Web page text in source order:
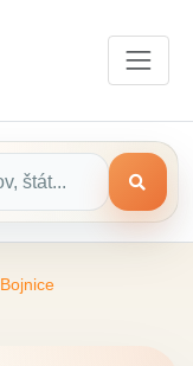
Bojnice